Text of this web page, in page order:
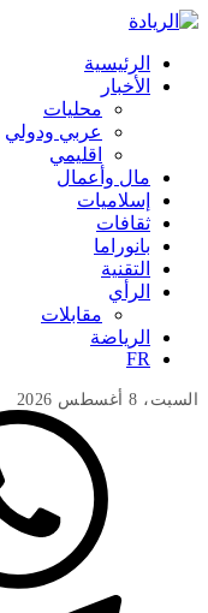
الرئيسية
الأخبار
محليات
عربي ودولي
اقليمي
مال وأعمال
إسلاميات
ثقافات
بانوراما
التقنية
الرأي
مقابلات
الرياضة
FR
السبت، 8 أغسطس 2026